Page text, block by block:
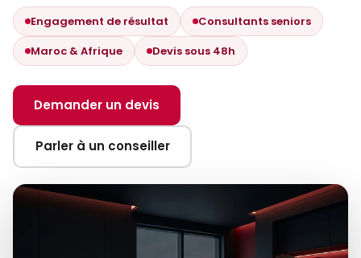
Engagement de résultat
Consultants seniors
Maroc & Afrique
Devis sous 48h
Demander un devis
Parler à un conseiller